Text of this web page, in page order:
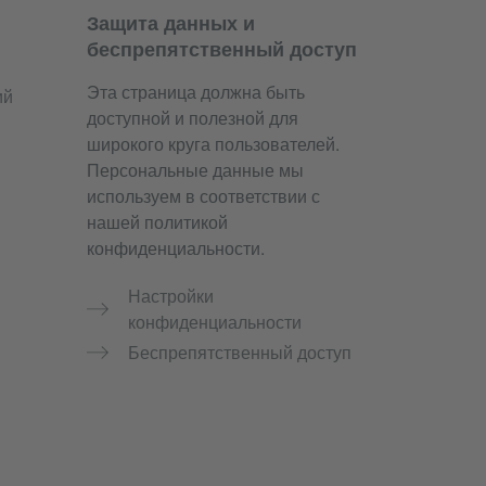
Защита данных и
беспрепятственный доступ
Эта страница должна быть
доступной и полезной для
широкого круга пользователей.
Персональные данные мы
используем в соответствии с
нашей политикой
конфиденциальности.
Настройки
конфиденциальности
Беспрепятственный доступ